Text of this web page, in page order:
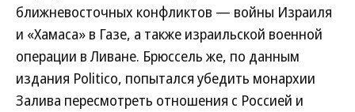
ближневосточных конфликтов — войны Израиля
и «Хамаса» в Газе, а также израильской военной
операции в Ливане. Брюссель же, по данным
издания Politico, попытался убедить монархии
Залива пересмотреть отношения с Россией и